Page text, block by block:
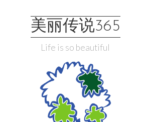
美丽传说365
Life is so beautiful